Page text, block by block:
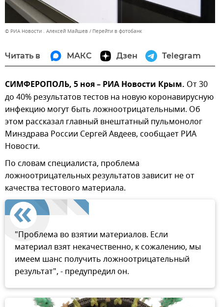
© РИА Новости . Алексей Майшев Перейти в фотобанк
Читать в МАКС Дзен Telegram
СИМФЕРОПОЛЬ, 5 ноя – РИА Новости Крым. От 30
до 40% результатов тестов на новую коронавирусную
инфекцию могут быть ложноотрицательными. Об
этом рассказал главный внештатный пульмонолог
Минздрава России Сергей Авдеев, сообщает РИА
Новости.
По словам специалиста, проблема
ложноотрицательных результатов зависит не от
качества тестового материала.
"Проблема во взятии материалов. Если
материал взят некачественно, к сожалению, мы
имеем шанс получить ложноотрицательный
результат", - предупредил он.